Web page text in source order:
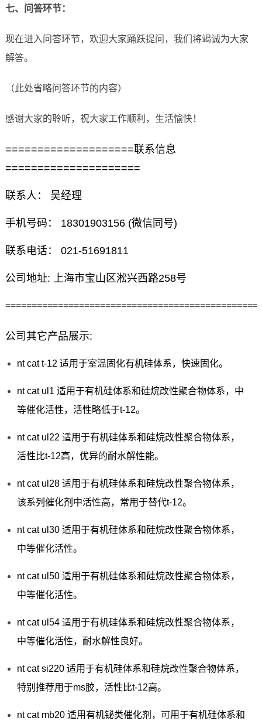
七、问答环节：
现在进入问答环节，欢迎大家踊跃提问，我们将竭诚为大家
解答。
（此处省略问答环节的内容）
感谢大家的聆听，祝大家工作顺利，生活愉快！
====================联系信息
=====================
联系人： 吴经理
手机号码： 18301903156 (微信同号)
联系电话： 021-51691811
公司地址: 上海市宝山区淞兴西路258号
公司其它产品展示:
nt cat t-12 适用于室温固化有机硅体系，快速固化。
nt cat ul1 适用于有机硅体系和硅烷改性聚合物体系，中
等催化活性，活性略低于t-12。
nt cat ul22 适用于有机硅体系和硅烷改性聚合物体系，
活性比t-12高，优异的耐水解性能。
nt cat ul28 适用于有机硅体系和硅烷改性聚合物体系，
该系列催化剂中活性高，常用于替代t-12。
nt cat ul30 适用于有机硅体系和硅烷改性聚合物体系，
中等催化活性。
nt cat ul50 适用于有机硅体系和硅烷改性聚合物体系，
中等催化活性。
nt cat ul54 适用于有机硅体系和硅烷改性聚合物体系，
中等催化活性，耐水解性良好。
nt cat si220 适用于有机硅体系和硅烷改性聚合物体系，
特别推荐用于ms胶，活性比t-12高。
nt cat mb20 适用有机铋类催化剂，可用于有机硅体系和